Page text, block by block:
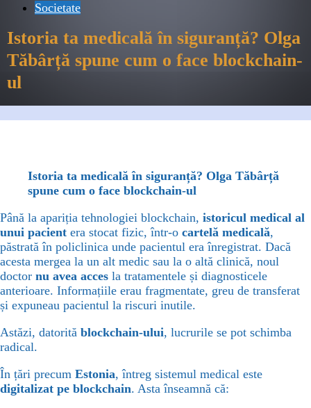
Societate
Istoria ta medicală în siguranță? Olga
Tăbârță spune cum o face blockchain-
ul
Istoria ta medicală în siguranță? Olga Tăbârță
spune cum o face blockchain-ul
Până la apariția tehnologiei blockchain, istoricul medical al
unui pacient era stocat fizic, într-o cartelă medicală,
păstrată în policlinica unde pacientul era înregistrat. Dacă
acesta mergea la un alt medic sau la o altă clinică, noul
doctor nu avea acces la tratamentele și diagnosticele
anterioare. Informațiile erau fragmentate, greu de transferat
și expuneau pacientul la riscuri inutile.
Astăzi, datorită blockchain-ului, lucrurile se pot schimba
radical.
În țări precum Estonia, întreg sistemul medical este
digitalizat pe blockchain. Asta înseamnă că: